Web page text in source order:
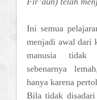
Ini semua
menjadi awal dari
manusia tidak
sebenarnya
hanya karena
Bila tidak disadari